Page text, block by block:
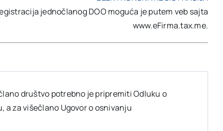
jednočlanog DOO moguća je putem veb sajta
www.eFirma.tax.me.
društvo potrebno je pripremiti Odluku o
a za višečlano Ugovor o osnivanju